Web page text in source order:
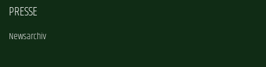
PRESSE
Newsarchiv